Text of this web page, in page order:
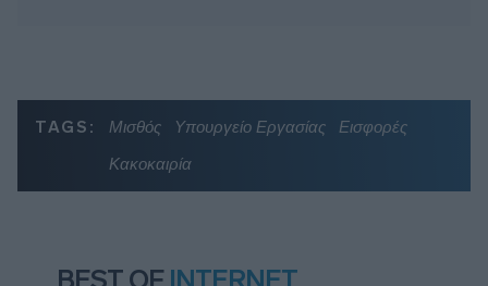
TAGS: Μισθός Υπουργείο Εργασίας
Εισφορές
Κακοκαιρία